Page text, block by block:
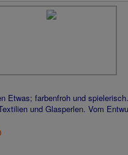
Etwas; farbenfroh und
und Glasperlen. Vom